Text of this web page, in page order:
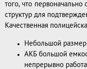
того, что
структур для
Качественная
Небольшой размер
АКБ большой
непрерывно